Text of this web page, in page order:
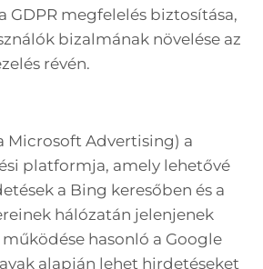
GDPR megfelelés biztosítása,
bizalmának növelése az
révén.
Microsoft Advertising) a
platformja, amely lehetővé
a Bing keresőben és a
hálózatán jelenjenek
hasonló a Google
alapján lehet hirdetéseket